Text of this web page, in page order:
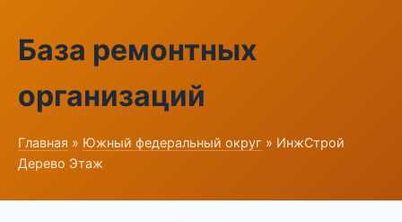
База ремонтных
организаций
Главная » Южный федеральный округ » ИнжСтрой
Дерево Этаж